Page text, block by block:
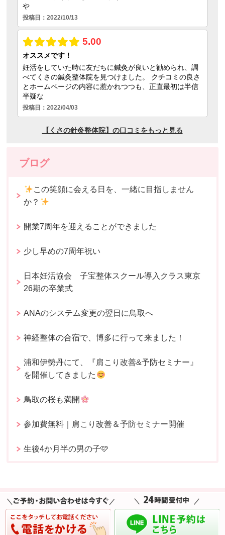
ブログ
この笑顔に会える日を、一緒に目指しません
か？
開業7周年を迎えることができました
少し早めの7周年祝い
日本妊活協会 子宝整体スクール導入クラス東京
26期の卒業式
ANAのシステム変更の翌日に鳥取へ
神経整体の合宿で、博多に行って来ました！
浦和伊勢丹にて、『肩こり改善&予防セミナー』
を開催してきました
鳥取の桜も満開
参加費無料｜肩こり改善＆予防セミナー開催
生後4か月半の男の子🩷